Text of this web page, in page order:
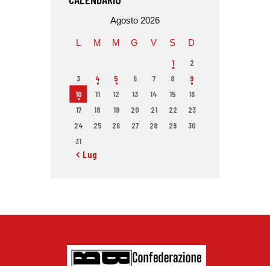
Agosto 2026
L M M G V S D
1
2
3
4 5 6 7 8
9
10
11 12 13 14 15
16
17
18 19 20 21 22
23
24
25 26 27 28 29
30
31
« Lug